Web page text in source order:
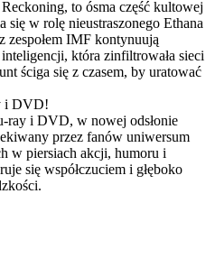
to ósma część kultowej
w rolę nieustraszonego Ethana
zespołem IMF kontynuują
która zinfiltrowała sieci
ściga się z czasem, by uratować
i DVD!
ray i DVD, w nowej odsłonie
przez fanów uniwersum
w piersiach akcji, humoru i
się współczuciem i głęboko